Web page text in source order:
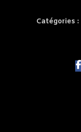
Catégories :